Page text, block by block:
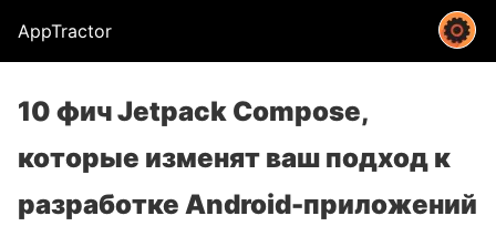
AppTractor
10 фич Jetpack Compose,
которые изменят ваш подход к
разработке Android-приложений